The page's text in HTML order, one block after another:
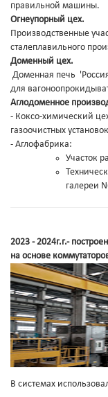
Огнеупорный цех.
Производственные
сталеплавильного
Доменный цех.
Доменная печь
для
Аглодоменное
- Коксо-химический
газоочистных
- Аглофабрика:
Участок
галереи
2023 - 2024г.г.-
на основе
В системах